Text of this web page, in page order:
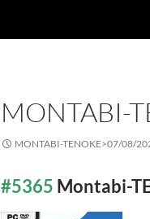
MONTABI-
MONTABI-TENOKE>07/08/
#5365 Montabi-